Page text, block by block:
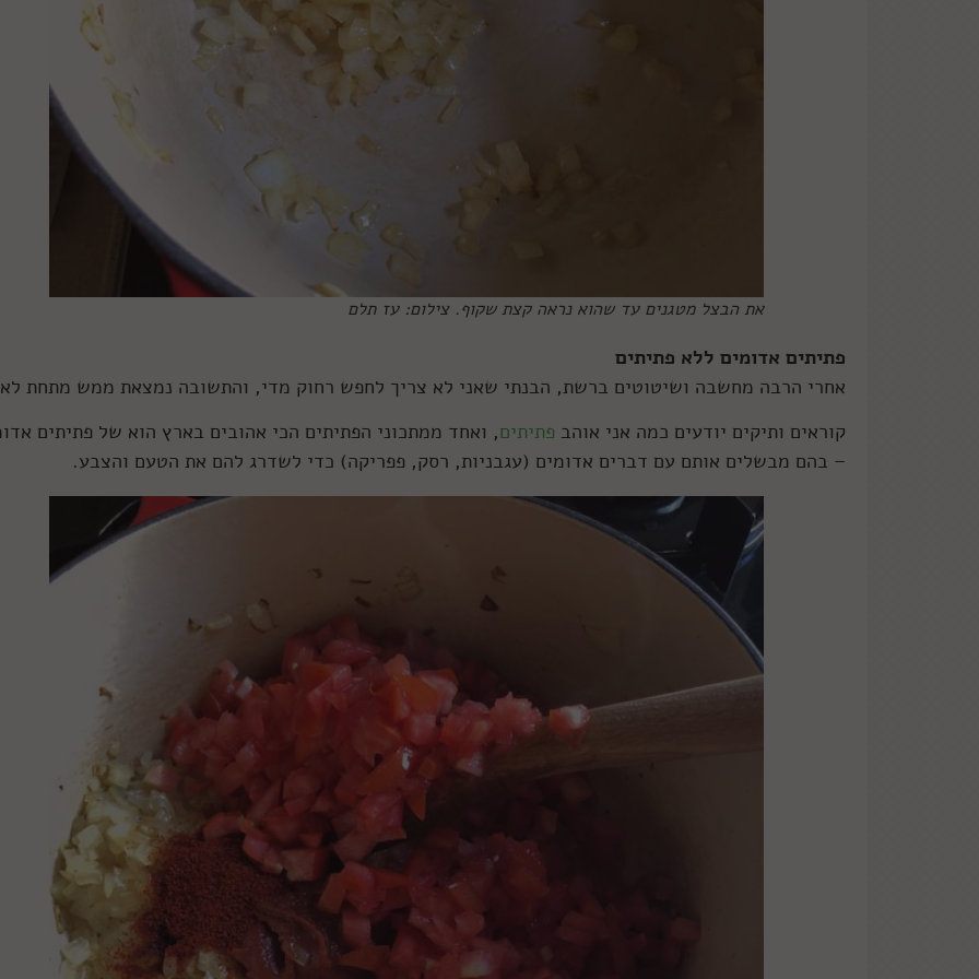
את הבצל מטגנים עד שהוא נראה קצת שקוף. צילום: עז תלם
פתיתים אדומים ללא פתיתים
אחרי הרבה מחשבה ושיטוטים ברשת, הבנתי שאני לא צריך לחפש רחוק מדי, והתשובה נמצאת ממש מתחת
קוראים ותיקים יודעים כמה אני אוהב פתיתים, ואחד ממתכוני הפתיתים הכי אהובים בארץ הוא של פתיתים
– בהם מבשלים אותם עם דברים אדומים (עגבניות, רסק, פפריקה) כדי לשדרג להם את הטעם והצבע.